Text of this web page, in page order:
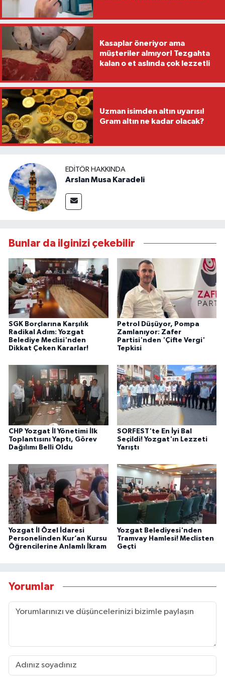
Kasaplar öneriyor ama
müşteriler almıyor! Tezgahta
kalan o et aslında çok lezzetli
Uzman isimden altın uyarısı!
Gram altın ne kadar olacak?
EDITÖR HAKKINDA
Arslan Musa Karadeli
Bunlar da ilginizi çekebilir
SGK Borçlarına Karşılık
Radikal Adım: Yozgat
Belediye Meclisi'nden
Dikkat Çeken Kararlar!
Petrol Düşüyor, Pompa
Zamlanıyor: Zafer
Partisi'nden 'Çifte Vergi'
Tepkisi
CHP Yozgat İl Yönetimi İlk
Toplantısını Yaptı, Görev
Dağılımı Belli Oldu
SORFEST'te En İyi Bal
Seçildi! Yozgat'ın Lezzeti
Yarıştı
Yozgat İl Özel İdaresi
Personelinden Kur’an Kursu
Öğrencilerine Anlamlı İkram
Yozgat Belediyesi'nden
Tramvay Hamlesi! Meclisten
Geçti
Yorumlar